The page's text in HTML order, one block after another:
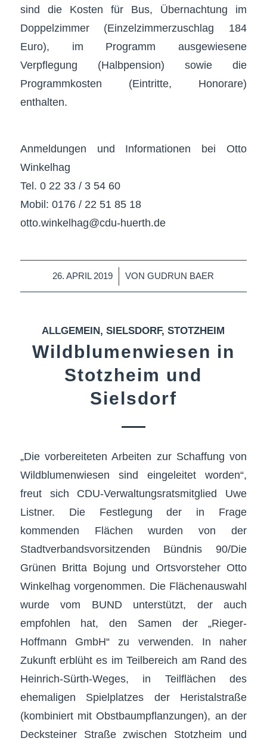
sind die Kosten für Bus, Übernachtung im
Doppelzimmer (Einzelzimmerzuschlag 184
Euro), im Programm ausgewiesene
Verpflegung (Halbpension) sowie die
Programmkosten (Eintritte, Honorare)
enthalten.
Anmeldungen und Informationen bei Otto
Winkelhag
Tel. 0 22 33 / 3 54 60
Mobil: 0176 / 22 51 85 18
otto.winkelhag@cdu-huerth.de
26. APRIL 2019
/ VONGUDRUN BAER
ALLGEMEIN ,SIELSDORF,STOTZHEIM
Wildblumenwiesen in
Stotzheim und
Sielsdorf
„Die vorbereiteten Arbeiten zur Schaffung von
Wildblumenwiesen sind eingeleitet worden“,
freut sich CDU-Verwaltungsratsmitglied Uwe
Listner. Die Festlegung der in Frage
kommenden Flächen wurden von der
Stadtverbandsvorsitzenden Bündnis 90/Die
Grünen Britta Bojung und Ortsvorsteher Otto
Winkelhag vorgenommen. Die Flächenauswahl
wurde vom BUND unterstützt, der auch
empfohlen hat, den Samen der „Rieger-
Hoffmann GmbH“ zu verwenden. In naher
Zukunft erblüht es im Teilbereich am Rand des
Heinrich-Sürth-Weges, in Teilflächen des
ehemaligen Spielplatzes der Heristalstraße
(kombiniert mit Obstbaumpflanzungen), an der
Decksteiner Straße zwischen Stotzheim und